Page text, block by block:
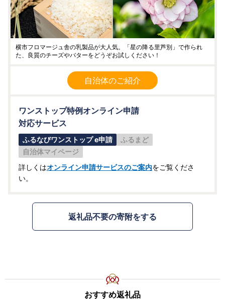
横市フロマージュ舎の乳製品が大人気。「星の降る里芦別」で作られ
た、良質のチーズやバターをどうぞお試しください！
自治体のご紹介
ワンストップ特例オンライン申請
対応サービス
ふるなびワンストップ e申請
ふるまど
自治体マイページ
詳しくはオンライン申請サービスのご案内をご覧くださ
い。
返礼品不要の寄附をする
おすすめ返礼品